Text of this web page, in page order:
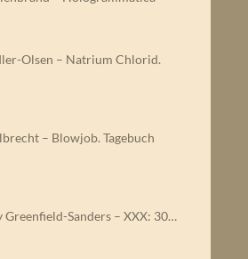
Olsen – Natrium Chlorid.
– Blowjob. Tagebuch
Greenfield-Sanders – XXX: 30…